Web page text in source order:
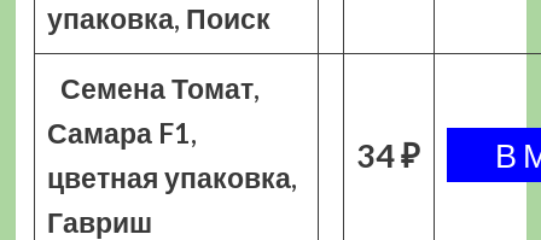
упаковка, Поиск
Семена Томат,
Самара F1,
цветная упаковка,
Гавриш
34 ₽